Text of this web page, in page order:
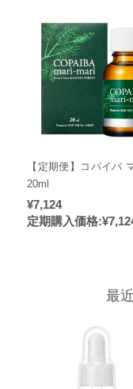
【定期便】コパイバ
20ml
¥7,124
定期購入価格:
最